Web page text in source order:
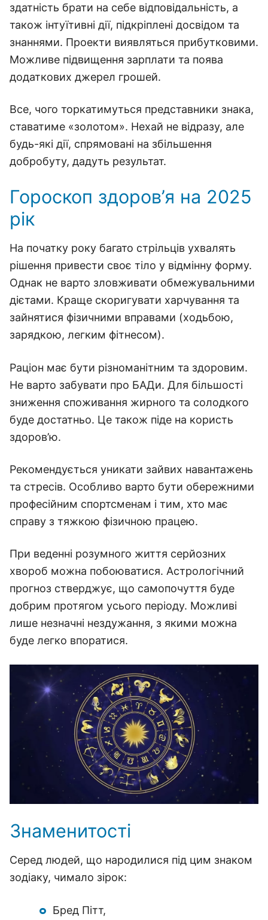
здатність брати на себе відповідальність, а
також інтуїтивні дії, підкріплені досвідом та
знаннями. Проекти виявляться прибутковими.
Можливе підвищення зарплати та поява
додаткових джерел грошей.
Все, чого торкатимуться представники знака,
ставатиме «золотом». Нехай не відразу, але
будь-які дії, спрямовані на збільшення
добробуту, дадуть результат.
Гороскоп здоров’я на 2025
рік
На початку року багато стрільців ухвалять
рішення привести своє тіло у відмінну форму.
Однак не варто зловживати обмежувальними
дієтами. Краще скоригувати харчування та
зайнятися фізичними вправами (ходьбою,
зарядкою, легким фітнесом).
Раціон має бути різноманітним та здоровим.
Не варто забувати про БАДи. Для більшості
зниження споживання жирного та солодкого
буде достатньо. Це також піде на користь
здоров’ю.
Рекомендується уникати зайвих навантажень
та стресів. Особливо варто бути обережними
професійним спортсменам і тим, хто має
справу з тяжкою фізичною працею.
При веденні розумного життя серйозних
хвороб можна побоюватися. Астрологічний
прогноз стверджує, що самопочуття буде
добрим протягом усього періоду. Можливі
лише незначні нездужання, з якими можна
буде легко впоратися.
Знаменитості
Серед людей, що народилися під цим знаком
зодіаку, чимало зірок:
Бред Пітт,